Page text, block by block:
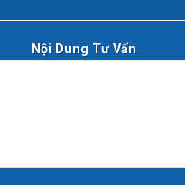
Nội Dung Tư Vấn